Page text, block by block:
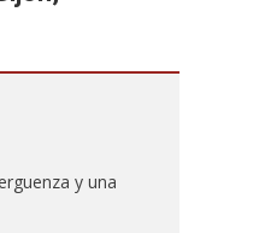
y una